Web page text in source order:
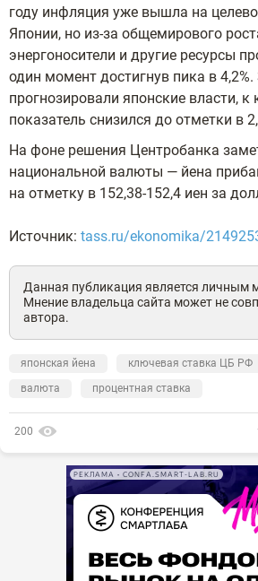
году инфляция уже вышла на
Японии, но из-за общемирового
энергоносители и другие ресурсы
один момент достигнув пика в 4,2%.
прогнозировали японские власти, к
показатель снизился до отметки в
На фоне решения Центробанка
национальной валюты — йена
на отметку в 152,38-152,4 иен за
Источник: tass.ru/ekonomika/
Данная публикация является личным
Мнение владельца сайта может не
автора.
японская йена ключевая ставка ЦБ РФ
валюта
процентная ставка
200
РЕКЛАМА • CONFA.SMART-LAB.RU